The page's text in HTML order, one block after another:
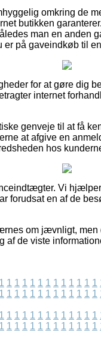
omkring de
butikken
man en anden
på gaveindkøb til
for at gøre dig
internet
genveje til at få
at afgive en
hos
Vi
forudsat en af de
om jævnligt,
af de viste
1 1 1 1 1 1 1 1 1 1 1 1 1
1 1 1 1 1 1 1 1 1 1 1 1 1
1 1 1 1 1 1 1 1 1 1 1 1 1
1 1 1 1 1 1 1 1 1 1 1 1 1